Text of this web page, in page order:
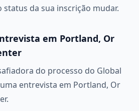
status da sua inscrição mudar.
em Portland, Or
do processo do Global
entrevista em Portland, Or